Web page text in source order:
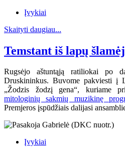
Įvykiai
Skaityti daugiau...
Temstant iš lapų
Rugsėjo aštuntąją ratiliokai po
Druskininkus. Buvome pakviesti į
„Žodzis žodzį gena“, kuriame
mitologinių sakmių muzikinę
Premjeros įspūdžiais dalijasi
Įvykiai